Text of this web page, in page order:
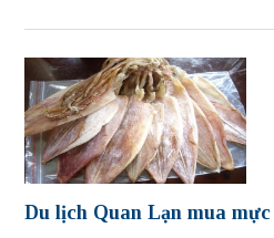
Du lịch Quan Lạn mua